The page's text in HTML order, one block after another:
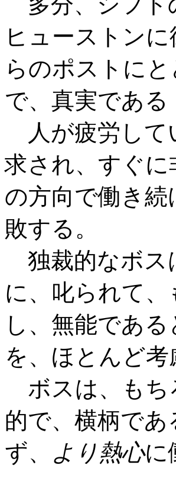
ヒューストン
らのポストに
で、真実である
人が疲労して
求され、すぐ
の方向で働き
敗する。
独裁的なボス
に、叱られて
し、無能であ
を、ほとんど
ボスは、もち
的で、横柄で
ず、
より熱心に